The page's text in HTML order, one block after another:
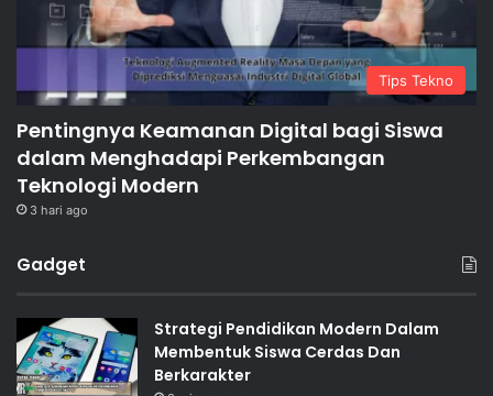
Tips Tekno
Pentingnya Keamanan Digital bagi Siswa
dalam Menghadapi Perkembangan
Teknologi Modern
3 hari ago
Gadget
Strategi Pendidikan Modern Dalam
Membentuk Siswa Cerdas Dan
Berkarakter